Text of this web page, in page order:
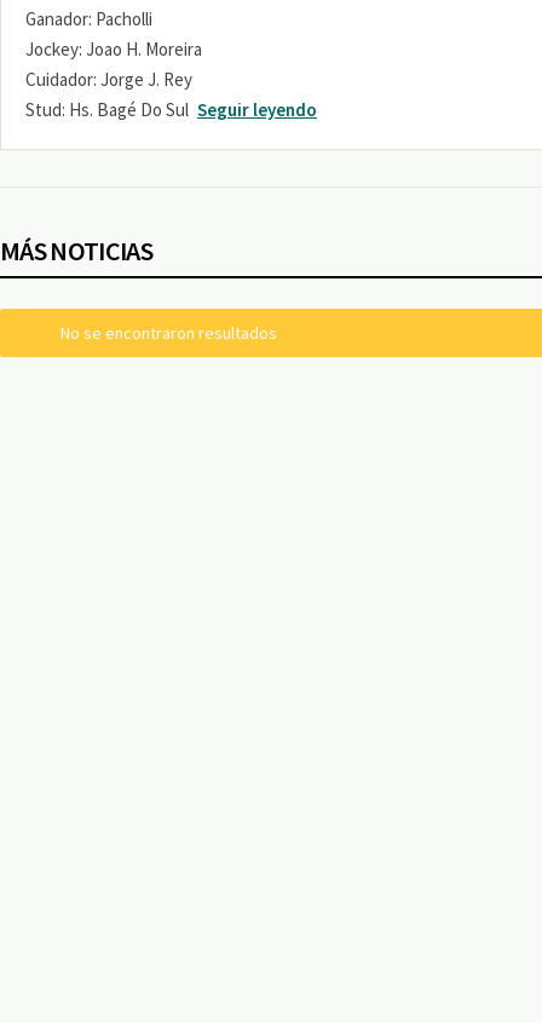
Ganador: Pacholli
Jockey: Joao H. Moreira
Cuidador: Jorge J. Rey
Stud: Hs. Bagé Do Sul Seguir leyendo
MÁS NOTICIAS
No se encontraron resultados